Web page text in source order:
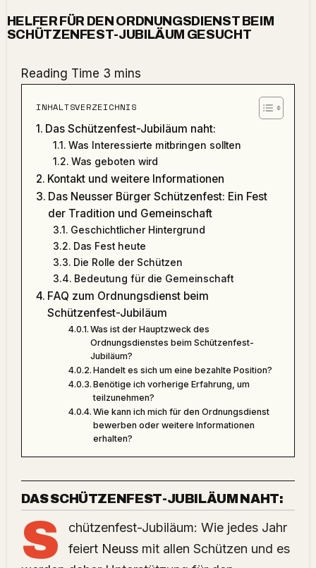
HELFER FÜR DEN ORDNUNGSDIENST BEIM
SCHÜTZENFEST-JUBILÄUM GESUCHT
INHALTSVERZEICHNIS
Das Schützenfest-Jubiläum naht:
Was Interessierte mitbringen sollten
Was geboten wird
Kontakt und weitere Informationen
Das Neusser Bürger Schützenfest: Ein Fest
der Tradition und Gemeinschaft
Geschichtlicher Hintergrund
Das Fest heute
Die Rolle der Schützen
Bedeutung für die Gemeinschaft
FAQ zum Ordnungsdienst beim
Schützenfest-Jubiläum
Was ist der Hauptzweck des
Ordnungsdienstes beim Schützenfest-
Jubiläum?
Handelt es sich um eine bezahlte Position?
Benötige ich vorherige Erfahrung, um
teilzunehmen?
Wie kann ich mich für den Ordnungsdienst
bewerben oder weitere Informationen
erhalten?
DASSCHÜTZENFEST-JUBILÄUM NAHT:
S
chützenfest-Jubiläum: Wie jedes Jahr
feiert Neuss mit allen Schützen und es